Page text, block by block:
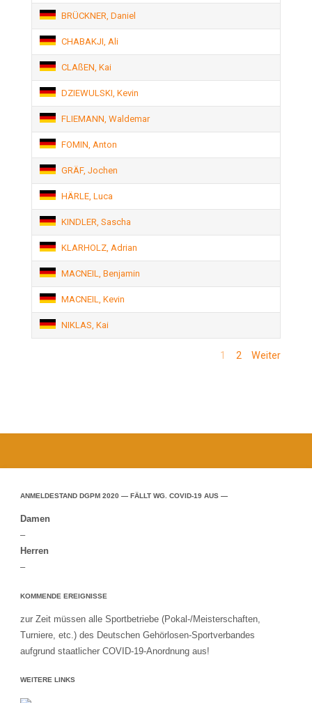
BRÜCKNER, Daniel
CHABAKJI, Ali
CLAßEN, Kai
DZIEWULSKI, Kevin
FLIEMANN, Waldemar
FOMIN, Anton
GRÄF, Jochen
HÄRLE, Luca
KINDLER, Sascha
KLARHOLZ, Adrian
MACNEIL, Benjamin
MACNEIL, Kevin
NIKLAS, Kai
1 2 Weiter
ANMELDESTAND DGPM 2020 — FÄLLT WG. COVID-19 AUS —
Damen
–
Herren
–
KOMMENDE EREIGNISSE
zur Zeit müssen alle Sportbetriebe (Pokal-/Meisterschaften,
Turniere, etc.) des Deutschen Gehörlosen-Sportverbandes
aufgrund staatlicher COVID-19-Anordnung aus!
WEITERE LINKS